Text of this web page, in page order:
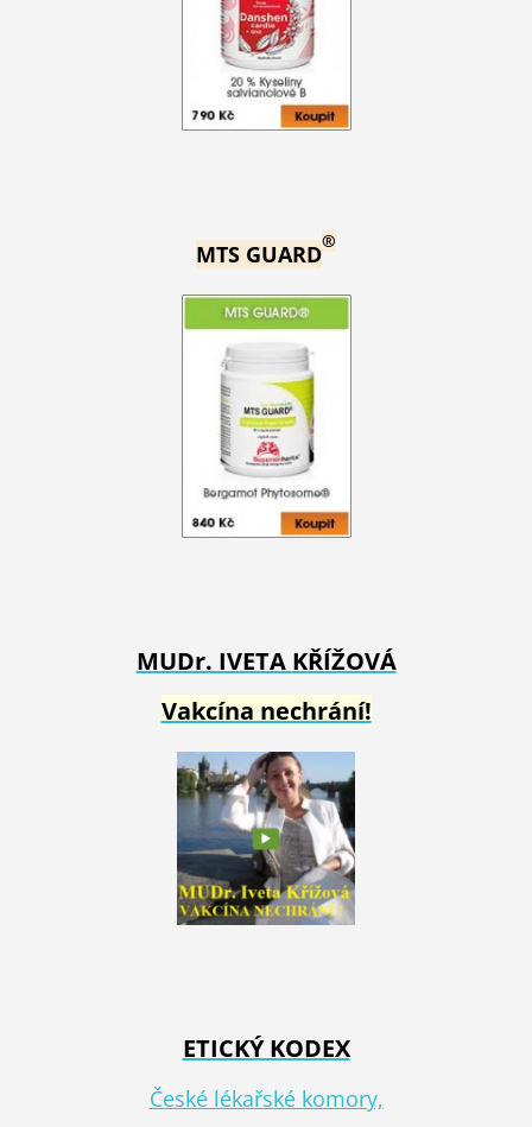
MTS GUARD®
MUDr. IVETA KŘÍŽOVÁ
Vakcína nechrání!
ETICKÝ KODEX
České lékařské komory,